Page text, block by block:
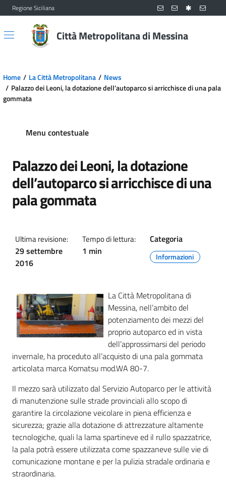
Vai al contenuto principale
Vai al menu principale
Regione Siciliana
Città Metropolitana di Messina
Home La Città Metropolitana
News
Palazzo dei Leoni, la dotazione dell’autoparco si arricchisce di una pala
gommata
Menu contestuale
Palazzo dei Leoni, la dotazione
dell’autoparco si arricchisce di una
pala gommata
Ultima revisione:
29 settembre
2016
Tempo di lettura:
1 min
Categoria
Informazioni
La Città Metropolitana di
Messina, nell’ambito del
potenziamento dei mezzi del
proprio autoparco ed in vista
dell’approssimarsi del periodo
invernale, ha proceduto all’acquisto di una pala gommata
articolata marca Komatsu mod.WA 80-7.
Il mezzo sarà utilizzato dal Servizio Autoparco per le attività
di manutenzione sulle strade provinciali allo scopo di
garantire la circolazione veicolare in piena efficienza e
sicurezza; grazie alla dotazione di attrezzature altamente
tecnologiche, quali la lama spartineve ed il rullo spazzatrice,
la pala potrà essere utilizzata come spazzaneve sulle vie di
comunicazione montane e per la pulizia stradale ordinaria e
straordinaria.